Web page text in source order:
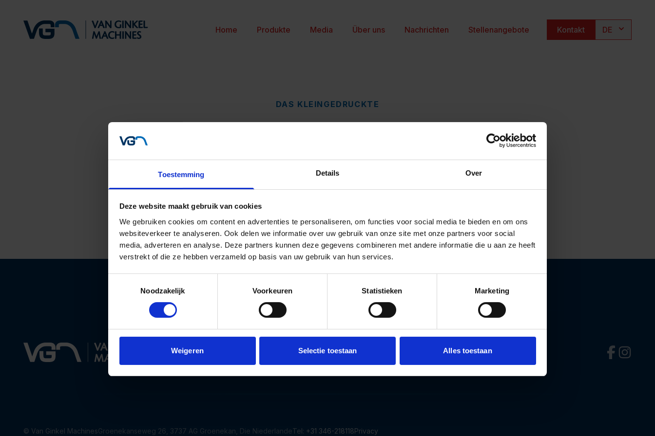
Toestemming Details Over
Deze website maakt gebruik van cookies
We gebruiken cookies om content en advertenties te personaliseren, om functies voor social media te bieden en om ons
websiteverkeer te analyseren. Ook delen we informatie over uw gebruik van onze site met onze partners voor social
media, adverteren en analyse. Deze partners kunnen deze gegevens combineren met andere informatie die u aan ze heeft
verstrekt of die ze hebben verzameld op basis van uw gebruik van hun services.
Noodzakelijk
Voorkeuren Statistieken Marketing
Weigeren Selectie toestaan Alles toestaan
Home Produkte Media Über uns Nachrichten Stellenangebote Kontakt DE
DAS KLEINGEDRUCKTE
© Van Ginkel MachinesGroenekanseweg 26, 3737 AG Groenekan, Die NiederlandeTel: +31 346-218118Privacy